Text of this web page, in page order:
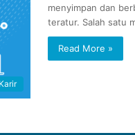
Karir
menyimpan dan
teratur. Salah satu
Read More »